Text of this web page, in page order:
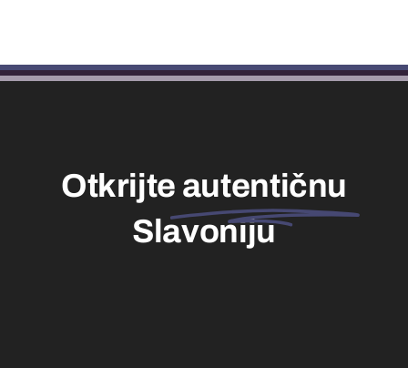
Otkrijte autentičnu
Slavoniju